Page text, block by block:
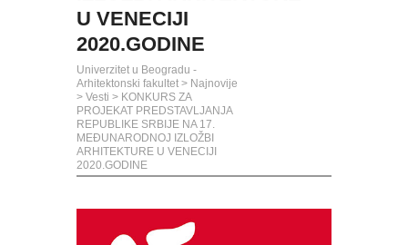
U VENECIJI
2020.GODINE
Univerzitet u Beogradu -
Arhitektonski fakultet > Najnovije
> Vesti > KONKURS ZA
PROJEKAT PREDSTAVLJANJA
REPUBLIKE SRBIJE NA 17.
MEĐUNARODNOJ IZLOŽBI
ARHITEKTURE U VENECIJI
2020.GODINE